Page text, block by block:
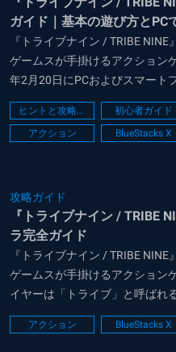
ガイド｜基本の遊び方とPC
む方法
『トライブナイン / TRIBE NINE
ゲームスが手掛けるアクション
年2月20日にPCおよびスマート
リースされました。​プレイヤー
と呼ばれるチームの一員となり
を舞台に、理不尽な都市でのバ
ヒントと攻略法 初心者ガイド
アクション
BlueStacks X
攻略ガイド
『トライブナイン / TRIBE
ラ完全ガイド
『トライブナイン / TRIBE NINE
ゲームスが手掛けるアクション
イヤーは「トライブ」と呼ばれ
となり、近未来の東京を舞台に
げます。​本作は、独自の世界観
アクション BlueStacks X